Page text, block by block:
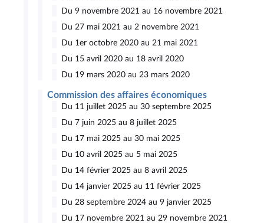
Du 9 novembre 2021 au 16 novembre 2021
Du 27 mai 2021 au 2 novembre 2021
Du 1er octobre 2020 au 21 mai 2021
Du 15 avril 2020 au 18 avril 2020
Du 19 mars 2020 au 23 mars 2020
Commission des affaires économiques
Du 11 juillet 2025 au 30 septembre 2025
Du 7 juin 2025 au 8 juillet 2025
Du 17 mai 2025 au 30 mai 2025
Du 10 avril 2025 au 5 mai 2025
Du 14 février 2025 au 8 avril 2025
Du 14 janvier 2025 au 11 février 2025
Du 28 septembre 2024 au 9 janvier 2025
Du 17 novembre 2021 au 29 novembre 2021